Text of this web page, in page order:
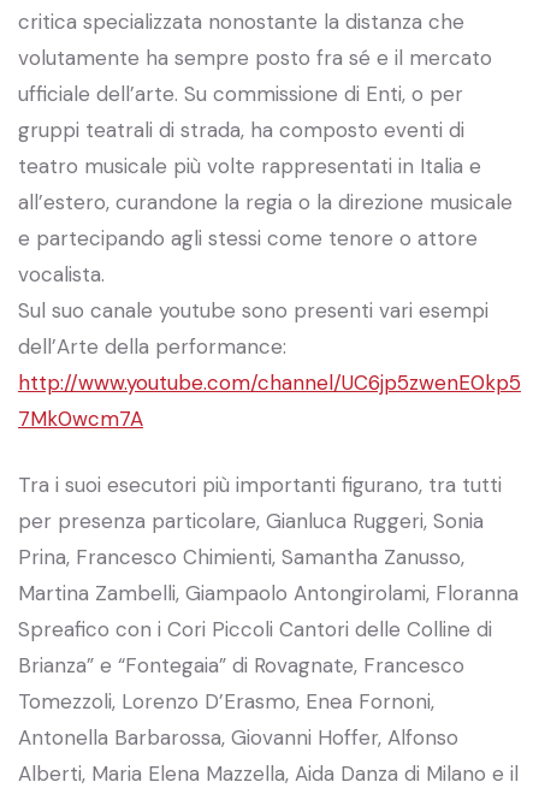
critica specializzata nonostante la distanza che
volutamente ha sempre posto fra sé e il mercato
ufficiale dell’arte. Su commissione di Enti, o per
gruppi teatrali di strada, ha composto eventi di
teatro musicale più volte rappresentati in Italia e
all’estero, curandone la regia o la direzione musicale
e partecipando agli stessi come tenore o attore
vocalista.
Sul suo canale youtube sono presenti vari esempi
dell’Arte della performance:
http://www.youtube.com/channel/UC6jp5zwenE0kp5
7Mk0wcm7A
Tra i suoi esecutori più importanti figurano, tra tutti
per presenza particolare, Gianluca Ruggeri, Sonia
Prina, Francesco Chimienti, Samantha Zanusso,
Martina Zambelli, Giampaolo Antongirolami, Floranna
Spreafico con i Cori Piccoli Cantori delle Colline di
Brianza” e “Fontegaia” di Rovagnate, Francesco
Tomezzoli, Lorenzo D’Erasmo, Enea Fornoni,
Antonella Barbarossa, Giovanni Hoffer, Alfonso
Alberti, Maria Elena Mazzella, Aida Danza di Milano e il